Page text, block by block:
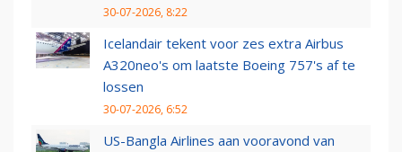
30-07-2026, 8:22
Icelandair tekent voor zes extra Airbus
A320neo's om laatste Boeing 757's af te
lossen
30-07-2026, 6:52
US-Bangla Airlines aan vooravond van